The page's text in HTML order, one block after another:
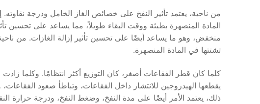
من ناحية، يعتمد تأثير النفخ على خصائص الغاز الخامل ودرجة
المادة المنصهرة بطيئة ووقت البقاء طويلاً، مما يساعد على تحسين
منخفض، وهو ما يساعد أيضًا على تحسين تأثير إزالة الغازات. من
تشتتها في المادة المنصهرة.
كلما كان قطر الفقاعات أصغر، كان التوزيع أكثر انتظامًا. وكلما
يقطعها الهيدروجين للانتشار داخل الفقاعات، وتباطأ صعود
ذلك، يعتمد الأمر أيضًا على مدة النفخ، وضغط النفخ، ودرجة حرارة